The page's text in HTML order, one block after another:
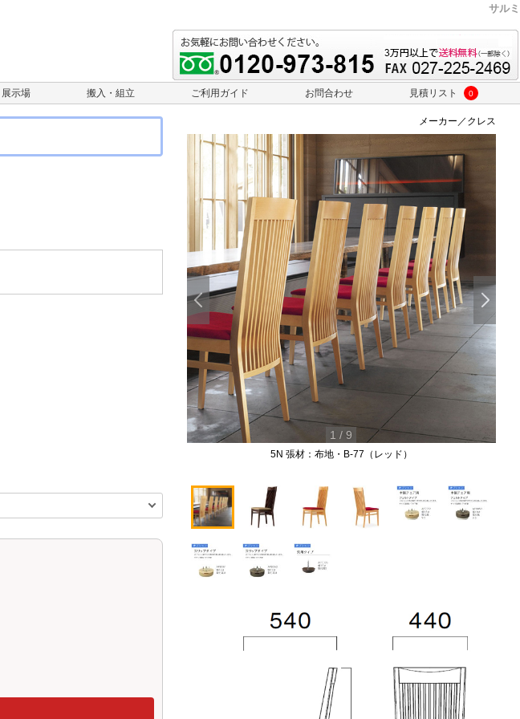
サルミ
展示場 搬入・組立 ご利用ガイド お問合わせ 見積リスト 0
メーカー／クレス
5N 張材：布地・B-77（レッド）
1 /9